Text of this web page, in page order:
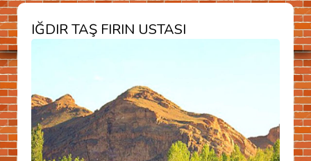
IĞDIR TAŞ FIRIN USTASI